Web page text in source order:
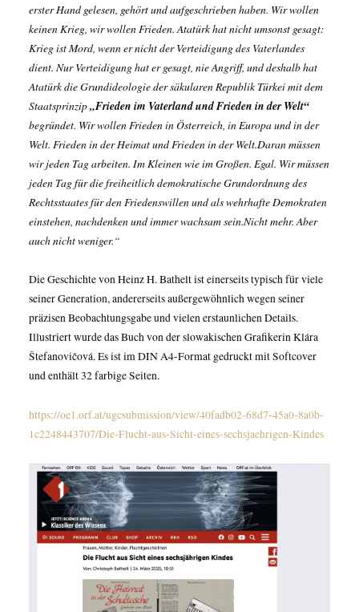
erster Hand gelesen, gehört und aufgeschrieben haben. Wir wollen
keinen Krieg, wir wollen Frieden. Atatürk hat nicht umsonst gesagt:
Krieg ist Mord, wenn er nicht der Verteidigung des Vaterlandes
dient. Nur Verteidigung hat er gesagt, nie Angriff, und deshalb hat
Atatürk die Grundideologie der säkularen Republik Türkei mit dem
Staatsprinzip„Frieden im Vaterland und Frieden in der Welt“
begründet. Wir wollen Frieden in Österreich, in Europa und in der
Welt. Frieden in der Heimat und Frieden in der Welt.Daran müssen
wir jeden Tag arbeiten. Im Kleinen wie im Großen. Egal. Wir müssen
jeden Tag für die freiheitlich demokratische Grundordnung des
Rechtsstaates für den Friedenswillen und als wehrhafte Demokraten
einstehen, nachdenken und immer wachsam sein.Nicht mehr. Aber
auch nicht weniger.“
Die Geschichte von Heinz H. Bathelt ist einerseits typisch für viele
seiner Generation, andererseits außergewöhnlich wegen seiner
präzisen Beobachtungsgabe und vielen erstaunlichen Details.
Illustriert wurde das Buch von der slowakischen Grafikerin Klára
Štefanovičová. Es ist im DIN A4-Format gedruckt mit Softcover
und enthält 32 farbige Seiten.
https://oe1.orf.at/ugcsubmission/view/40fadb02-68d7-45a0-8a0b-
1c2248443707/Die-Flucht-aus-Sicht-eines-sechsjaehrigen-Kindes